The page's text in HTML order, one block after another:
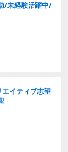
/未経験活躍中/
イティブ志望